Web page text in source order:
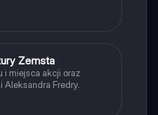
Zemsta
i miejsca akcji oraz
Aleksandra Fredry.